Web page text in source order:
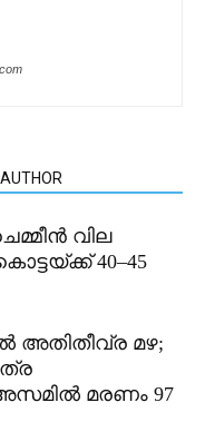
വില
40–45
അതിതീവ്ര മഴ;
മരണം 97